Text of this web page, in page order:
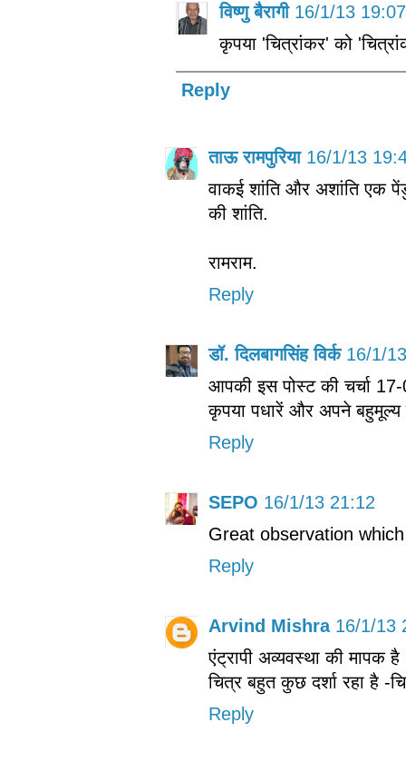
विष्णु बैरागी 16/1/13 19:07
कृपया 'चित्रांकर' को
Reply
ताऊ रामपुरिया 16/1/13
वाकई शांति और अशांति एक
की शांति.
रामराम.
Reply
डॉ. दिलबागसिंह विर्क 16/1/
आपकी इस पोस्ट की चर्चा
कृपया पधारें और अपने बहुमूल्य
Reply
SEPO 16/1/13 21:12
Great observation
Reply
Arvind Mishra 16/1/13
एंट्रापी अव्यवस्था की मापक
चित्र बहुत कुछ दर्शा रहा है -
Reply